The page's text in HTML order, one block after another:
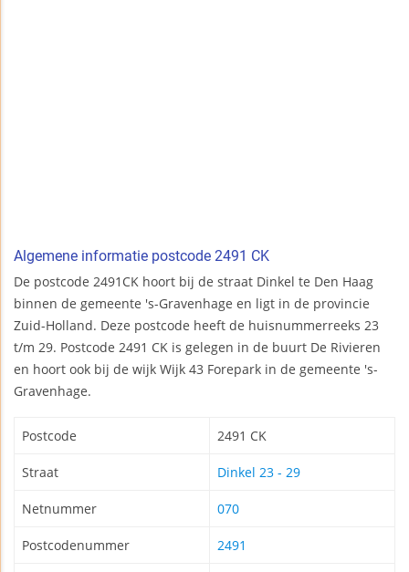
Algemene informatie postcode 2491 CK
De postcode 2491CK hoort bij de straat Dinkel te Den Haag
binnen de gemeente 's-Gravenhage en ligt in de provincie
Zuid-Holland. Deze postcode heeft de huisnummerreeks 23
t/m 29. Postcode 2491 CK is gelegen in de buurt De Rivieren
en hoort ook bij de wijk Wijk 43 Forepark in de gemeente 's-
Gravenhage.
Postcode 2491 CK
Straat Dinkel 23 - 29
Netnummer 070
Postcodenummer 2491